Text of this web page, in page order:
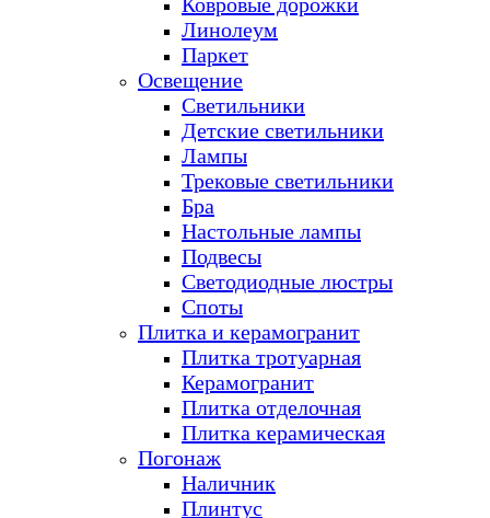
Линолеум
Паркет
Освещение
Светильники
Детские светильники
Лампы
Трековые светильники
Бра
Настольные лампы
Подвесы
Светодиодные люстры
Споты
Плитка и керамогранит
Плитка тротуарная
Керамогранит
Плитка отделочная
Плитка керамическая
Погонаж
Наличник
Плинтус